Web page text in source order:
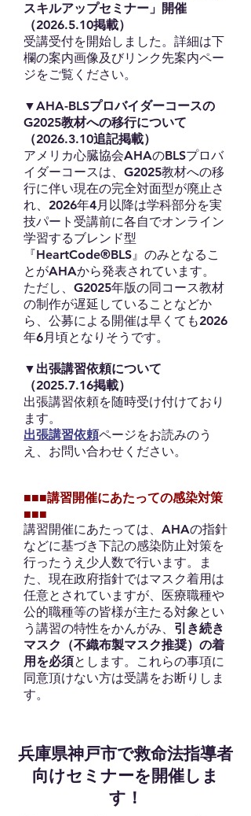
スキルアップセミナー」開催
（2026.5.10掲載）
​受講受付を開始しました。詳細は下
欄の案内画像及びリンク先案内ペー
ジをご覧ください。
▼AHA-BLSプロバイダーコースの
G2025教材への移行について
（2026.3.10追記掲載）
アメリカ心臓協会AHAのBLSプロバ
イダーコースは、G2025教材への移
行に伴い現在の完全対面型が廃止さ
れ、2026年4月以降は学科部分を実
技パート受講前に各自でオンライン
学習するブレンド型
『HeartCode®BLS』のみとなるこ
とがAHAから発表されています。
​ただし、G2025年版の同コース教材
の制作が遅延していることなどか
ら、公募による開催は早くても2026
年6月頃となりそうです。
▼出張講習依頼について
（2025.7.16掲載）
出張講習依頼を随時受け付けており
ます。
出張講習依頼ページをお読みのう
え、お問い合わせください。​
■■■講習開催にあたっての感染対策
■■■
講習開催にあたっては、AHAの指針
などに基づき下記の感染防止対策を
行ったうえ少人数で行います。
ま
た、現在政府指針ではマスク着用は
任意とされていますが、医療職種や
公的職種等の皆様が主たる対象とい
う講習の特性をかんがみ、 引き続き
マスク（不織布製マスク推奨）の着
用を必須とします。​これらの事項に
同意頂けない方は受講をお断りしま
す。​
兵庫県神戸市で救命法指導者
向けセミナーを開催しま
す！